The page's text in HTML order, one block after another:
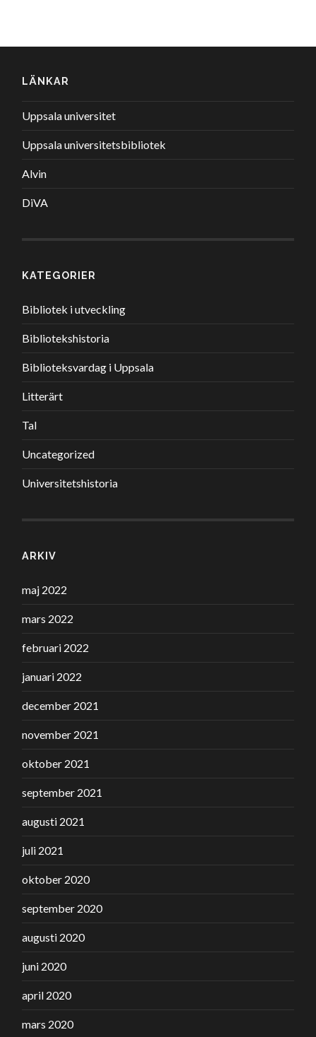
LÄNKAR
Uppsala universitet
Uppsala universitetsbibliotek
Alvin
DiVA
KATEGORIER
Bibliotek i utveckling
Bibliotekshistoria
Biblioteksvardag i Uppsala
Litterärt
Tal
Uncategorized
Universitetshistoria
ARKIV
maj 2022
mars 2022
februari 2022
januari 2022
december 2021
november 2021
oktober 2021
september 2021
augusti 2021
juli 2021
oktober 2020
september 2020
augusti 2020
juni 2020
april 2020
mars 2020